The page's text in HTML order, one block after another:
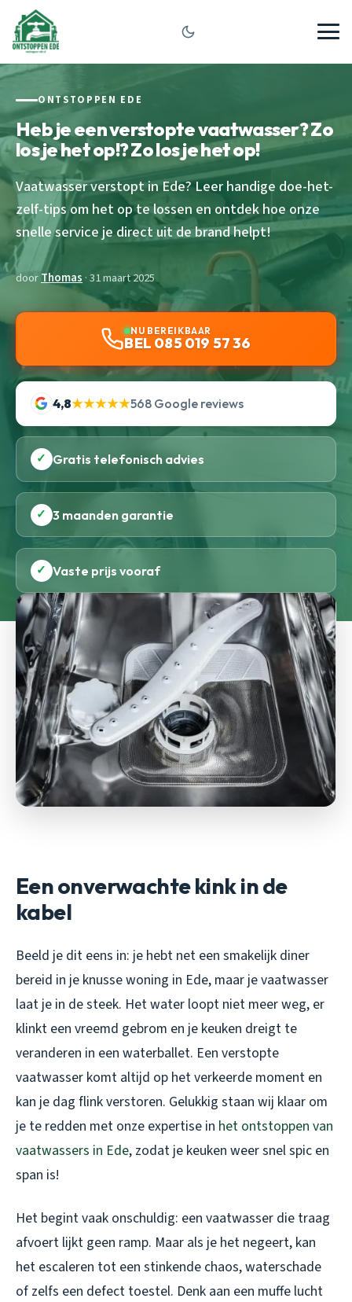
ONTSTOPPEN EDE
Heb je een verstopte vaatwasser? Zo
los je het op!? Zo los je het op!
Vaatwasser verstopt in Ede? Leer handige doe-het-
zelf-tips om het op te lossen en ontdek hoe onze
snelle service je direct uit de brand helpt!
doorThomas · 31 maart 2025
NU BEREIKBAAR
BEL 085 019 57 36
4,8★★★★★568 Google reviews
✓ Gratis telefonisch advies
✓ 3 maanden garantie
✓ Vaste prijs vooraf
Een onverwachte kink in de
kabel
Beeld je dit eens in: je hebt net een smakelijk diner
bereid in je knusse woning in Ede, maar je vaatwasser
laat je in de steek. Het water loopt niet meer weg, er
klinkt een vreemd gebrom en je keuken dreigt te
veranderen in een waterballet. Een verstopte
vaatwasser komt altijd op het verkeerde moment en
kan je dag flink verstoren. Gelukkig staan wij klaar om
je te redden met onze expertise in het ontstoppen van
vaatwassers in Ede, zodat je keuken weer snel spic en
span is!
Het begint vaak onschuldig: een vaatwasser die traag
afvoert lijkt geen ramp. Maar als je het negeert, kan
het escaleren tot een stinkende chaos, waterschade
of zelfs een defect toestel. Denk aan een muffe lucht